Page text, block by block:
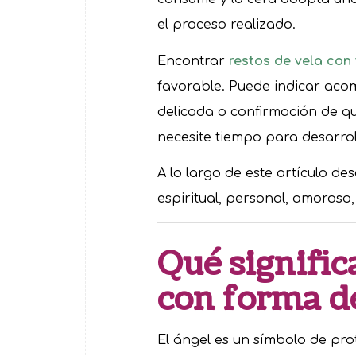
el proceso realizado.
Encontrar restos de vela con
favorable. Puede indicar
delicada o confirmación de
necesite tiempo para
A lo largo de este artículo
espiritual, personal,
Qué
con forma
El ángel es un símbolo de